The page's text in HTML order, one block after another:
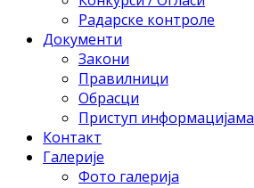
Радарске контроле
Документи
Закони
Правилници
Обрасци
Приступ информацијама
Контакт
Галерије
Фото галерија